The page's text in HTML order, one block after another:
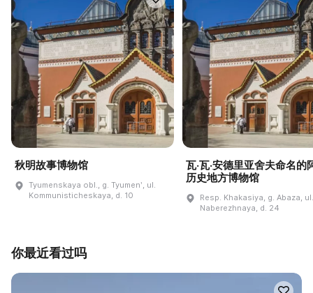
秋明故事博物馆
Tyumenskaya obl., g. Tyumenʹ, ul.
Kommunisticheskaya, d. 10
瓦·瓦·安德里亚舍夫命名的
历史地方博物馆
Resp. Khakasiya, g. Abaza, ul.
Naberezhnaya, d. 24
你最近看过吗